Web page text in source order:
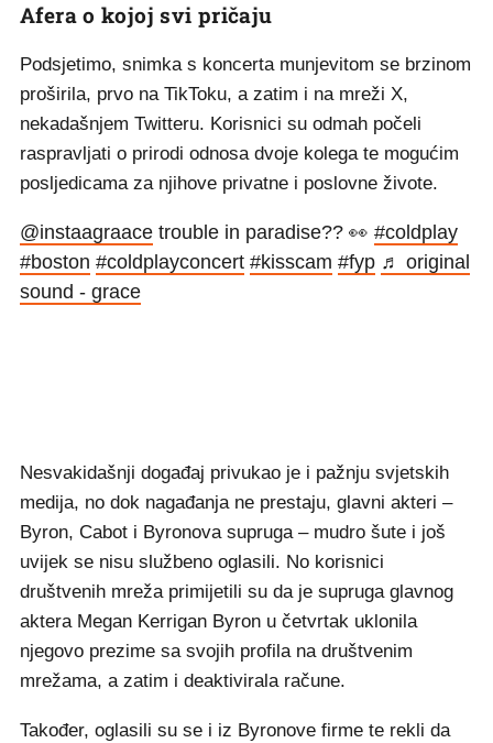
Afera o kojoj svi pričaju
Podsjetimo, snimka s koncerta munjevitom se brzinom
proširila, prvo na TikToku, a zatim i na mreži X,
nekadašnjem Twitteru. Korisnici su odmah počeli
raspravljati o prirodi odnosa dvoje kolega te mogućim
posljedicama za njihove privatne i poslovne živote.
@instaagraace trouble in paradise?? 👀 #coldplay
#boston #coldplayconcert #kisscam #fyp ♬ original
sound - grace
Nesvakidašnji događaj privukao je i pažnju svjetskih
medija, no dok nagađanja ne prestaju, glavni akteri –
Byron, Cabot i Byronova supruga – mudro šute i još
uvijek se nisu službeno oglasili. No korisnici
društvenih mreža primijetili su da je supruga glavnog
aktera Megan Kerrigan Byron u četvrtak uklonila
njegovo prezime sa svojih profila na društvenim
mrežama, a zatim i deaktivirala račune.
Također, oglasili su se i iz Byronove firme te rekli da